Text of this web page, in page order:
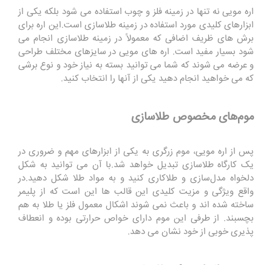
اره مویی نه تنها در زمینه فلز و چوب استفاده می شود بلکه یکی از
ابزارهای کلیدی مورد استفاده در زمینه طلاسازی است.این اره برای
برش های ظریف اضافی که معمولاً در زمینه طلاسازی انجام می
شود بسیار مفید است. اره های مویی در سایزهای مختلف طراحی
و عرضه می شوند که شما می توانید بسته به نیاز خود و نوع برشی
که می خواهید انجام دهید یکی از آنها را انتخاب کنید.
موم‌های مخصوص طلاسازی
پس از اره مویی، موم زرگری به یکی از ابزارهای مهم و ضروری در
یک کارگاه طلاسازی تبدیل خواهد شد.با آن می توانید به شکل
دلخواه مدل‌سازی و طلاکاری کنید و به مواد طلا شکل دهید.در
واقع ویژگی و مزیت کلیدی این قالب ها این است که از پلیمر
ساخته شده اند و باعث نمی شوند اشکال معمول فلز یا طلا به هم
بچسبند. از طرفی این موم دارای خواص حرارتی بوده و انعطاف
پذیری خوبی از خود نشان می دهد.